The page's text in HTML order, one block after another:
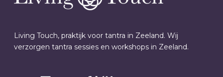
Living Touch, praktijk voor tantra in Zeeland. Wij
verzorgen tantra sessies en workshops in Zeeland.